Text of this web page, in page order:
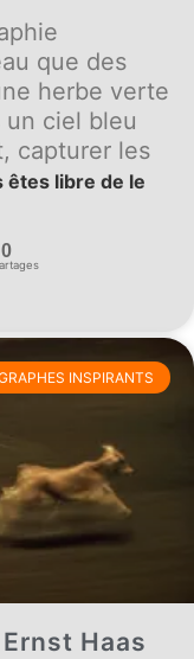
que des
herbe verte
ciel bleu
capturer les
êtes libre de le
0
INSPIRANTS
Haas